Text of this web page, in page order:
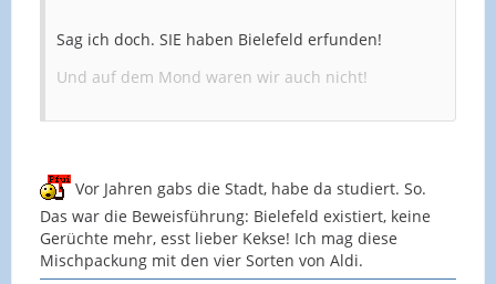
Sag ich doch. SIE haben Bielefeld erfunden!
Und auf dem Mond waren wir auch nicht!
Vor Jahren gabs die Stadt, habe da studiert. So.
Das war die Beweisführung: Bielefeld existiert, keine
Gerüchte mehr, esst lieber Kekse! Ich mag diese
Mischpackung mit den vier Sorten von Aldi.